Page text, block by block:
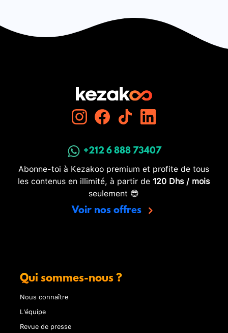
+212 6 888 73407
Abonne-toi à Kezakoo premium et profite de tous
les contenus en illimité, à partir de 120 Dhs / mois
seulement 😎
Voir nos offres
Qui sommes-nous ?
Nous connaître
L'équipe
Revue de presse